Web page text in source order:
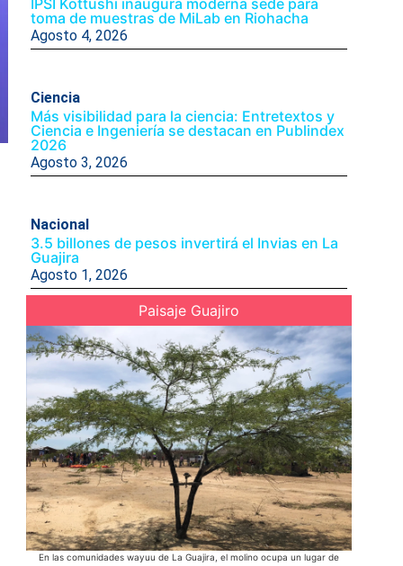
toma de muestras de MiLab en Riohacha
Agosto 4, 2026
Ciencia
Más visibilidad para la ciencia: Entretextos y
Ciencia e Ingeniería se destacan en Publindex
2026
Agosto 3, 2026
Nacional
3.5 billones de pesos invertirá el Invias en La
Guajira
Agosto 1, 2026
Paisaje Guajiro
En las comunidades wayuu de La Guajira, el molino ocupa un lugar de